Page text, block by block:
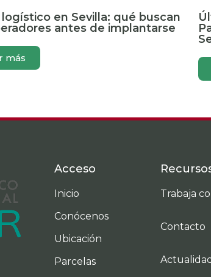
logístico en Sevilla: qué buscan
antes de implantarse
más
Acceso
Inicio
Conócenos
Ubicación
Parcelas
Trabaja
Contacto
Actualidad